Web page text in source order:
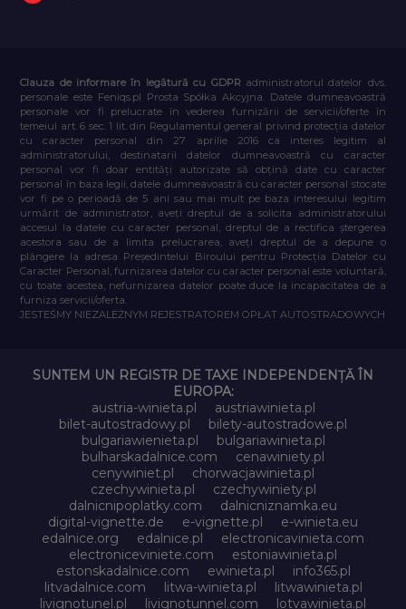
Clauza de informare în legătură cu GDPR administratorul datelor dvs.
personale este Feniqs.pl Prosta Spółka Akcyjna. Datele dumneavoastră
personale vor fi prelucrate în vederea furnizării de servicii/oferte în
temeiul art. 6 sec. 1 lit. din Regulamentul general privind protecția datelor
cu caracter personal din 27 aprilie 2016 ca interes legitim al
administratorului, destinatarii datelor dumneavoastră cu caracter
personal vor fi doar entități autorizate să obțină date cu caracter
personal în baza legii, datele dumneavoastră cu caracter personal stocate
vor fi pe o perioadă de 5 ani sau mai mult pe baza interesului legitim
urmărit de administrator, aveți dreptul de a solicita administratorului
accesul la datele cu caracter personal, dreptul de a rectifica ștergerea
acestora sau de a limita prelucrarea, aveți dreptul de a depune o
plângere la adresa Președintelui Biroului pentru Protecția Datelor cu
Caracter Personal, furnizarea datelor cu caracter personal este voluntară,
cu toate acestea, nefurnizarea datelor poate duce la incapacitatea de a
furniza servicii/oferta.
JESTEŚMY NIEZALEŻNYM REJESTRATOREM OPŁAT AUTOSTRADOWYCH
SUNTEM UN REGISTR DE TAXE INDEPENDENȚĂ ÎN
EUROPA:
austria-winieta.pl
austriawinieta.pl
bilet-autostradowy.pl
bilety-autostradowe.pl
bulgariawienieta.pl
bulgariawinieta.pl
bulharskadalnice.com
cenawiniety.pl
cenywiniet.pl
chorwacjawinieta.pl
czechywinieta.pl
czechywiniety.pl
dalnicnipoplatky.com
dalnicniznamka.eu
digital-vignette.de
e-vignette.pl
e-winieta.eu
edalnice.org
edalnice.pl
electronicavinieta.com
electroniceviniete.com
estoniawinieta.pl
estonskadalnice.com
ewinieta.pl
info365.pl
litvadalnice.com
litwa-winieta.pl
litwawinieta.pl
livignotunel.pl
livignotunnel.com
lotvawinieta.pl